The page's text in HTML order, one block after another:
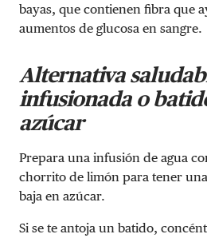
bayas, que contienen fibra que
aumentos de glucosa en sangre.
Alternativa
infusionada o
azúcar
Prepara una infusión de agua
chorrito de limón para tener
baja en azúcar.
Si se te antoja un batido,